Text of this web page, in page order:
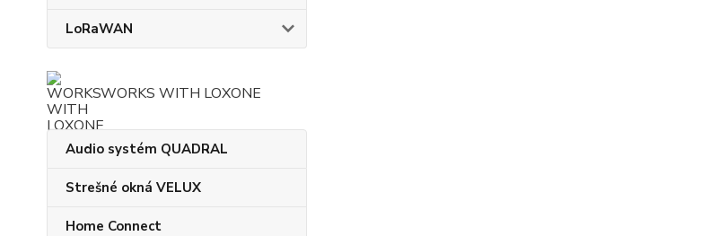
LoRaWAN
WORKS WITH LOXONE
Audio systém QUADRAL
Strešné okná VELUX
Home Connect